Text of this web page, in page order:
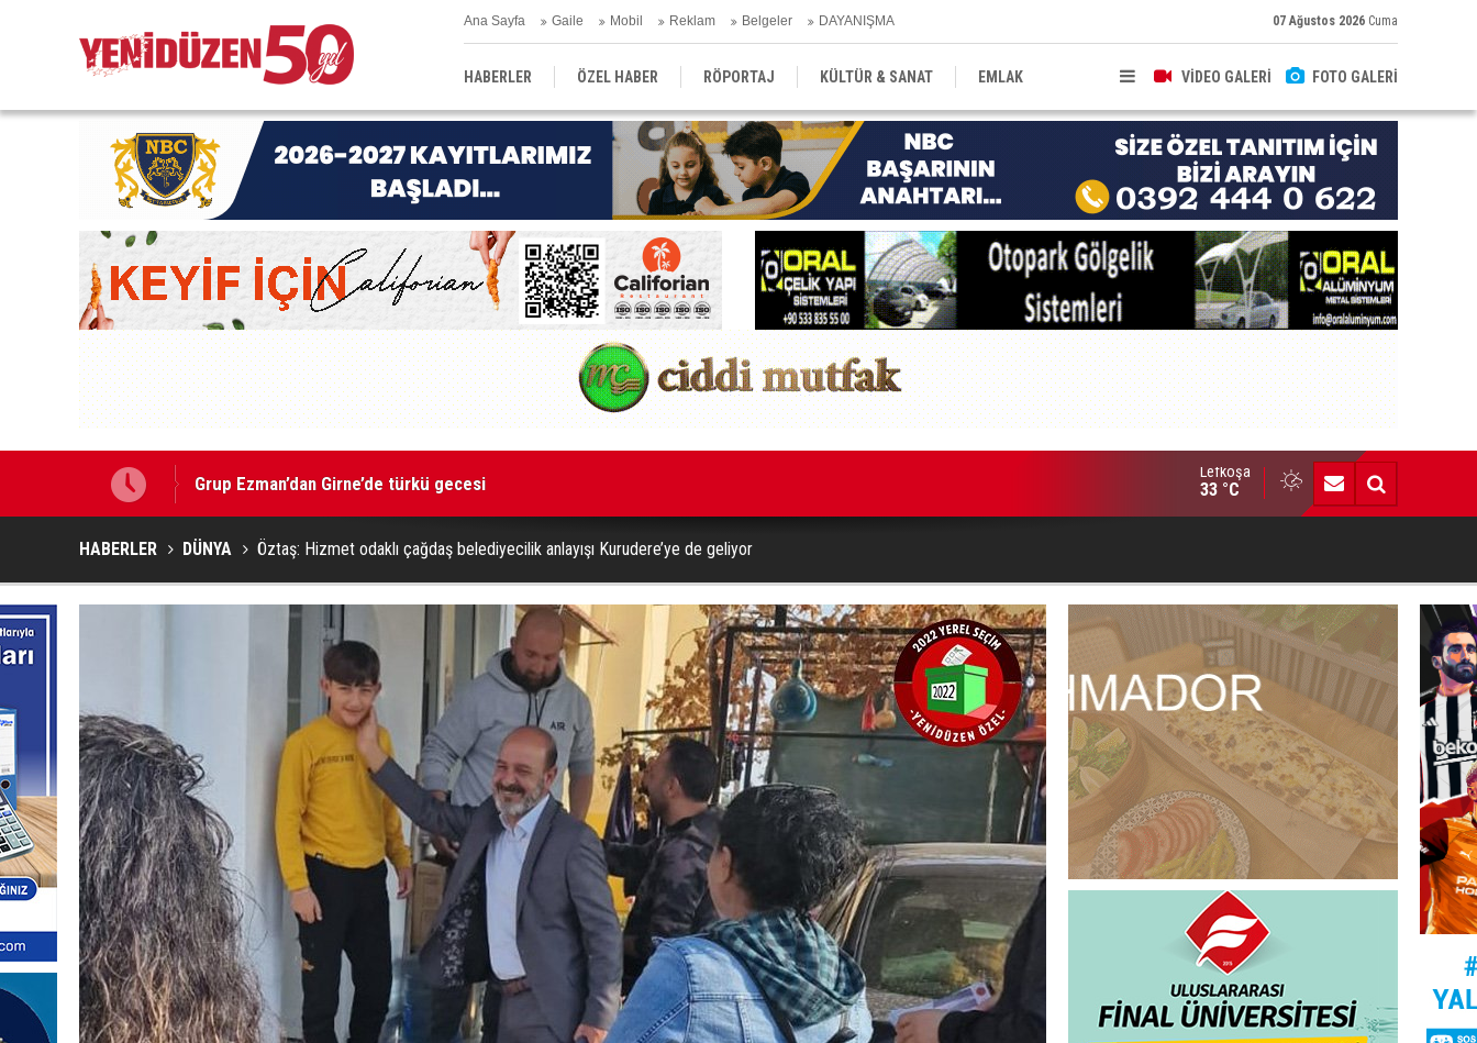
Ana Sayfa Gaile Mobil Reklam Belgeler DAYANIŞMA 07 Ağustos 2026 Cuma
VİDEO GALERİ FOTO GALERİ
HABERLER ÖZEL HABER RÖPORTAJ KÜLTÜR & SANAT EMLAK
EĞİTİM YEREL YÖNETİM DERGİLER SEKTÖR
Kıbrıs’ın güneyinde yıllık enflasyon temmuzda yüzde 2,9 oldu Mahkeme binalarına zarar verenler hakkında yasal işlem başlatıldı
Lefkoşa
33 °C
HABERLER DÜNYA Öztaş: Hizmet odaklı çağdaş belediyecilik anlayışı Kurudere’ye de geliyor